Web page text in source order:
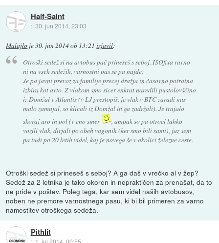
Half-Saint
::30. jun 2014, 23:03
Malajlo je30. jun 2014 ob 13:21 izjavil:
Otroški sedež si na avtobus pač prineseš s seboj. ISOfixa ravno
ni na vseh sedežih, varnostni pas se pa najde.
Je pa javni prevoz za familije precej dražja in časovno potratna
izbira kot avto. Z vlakom smo sicer enkrat naredili pustolovščino
iz Domžal v Atlantis (v LJ prestopiš, je vlak v BTC zaradi nas
malo zamujal, so klicali iz Domžal in ga zadržali). Je trajalo
skoraj uro in pol (v eno smer
, ampak so pa otroci lahko
vozili vlak, dirjali po obeh vagonih (ker smo bili sami), jaz sem
pa tudi po 20 letih videl, kaj je novega še v okolici železne ceste.
Otroški sedež si prineseš s seboj? A ga daš v vrečko al v žep?
Sedež za 2 letnika je tako okoren in nepraktičen za prenašat, da to
ne pride v poštev. Poleg tega, kar sem videl naših avtobusov,
noben ne premore varnostnega pasu, ki bi bil primeren za varno
namestitev otroškega sedeža.
Pithlit
:: 1. jul 2014, 00:55